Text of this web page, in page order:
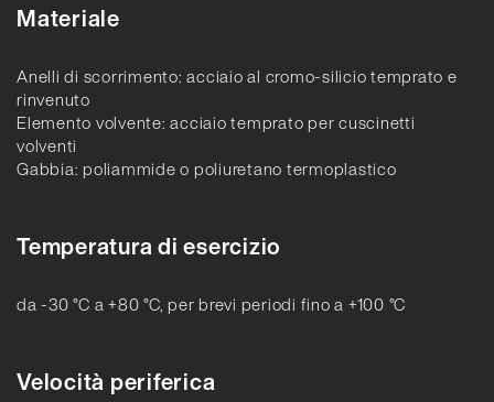
Materiale
Anelli di scorrimento: acciaio al cromo-silicio temprato e
rinvenuto
Elemento volvente: acciaio temprato per cuscinetti
volventi
Gabbia: poliammide o poliuretano termoplastico
Temperatura di esercizio
da -30 °C a +80 °C, per brevi periodi fino a +100 °C
Velocità periferica